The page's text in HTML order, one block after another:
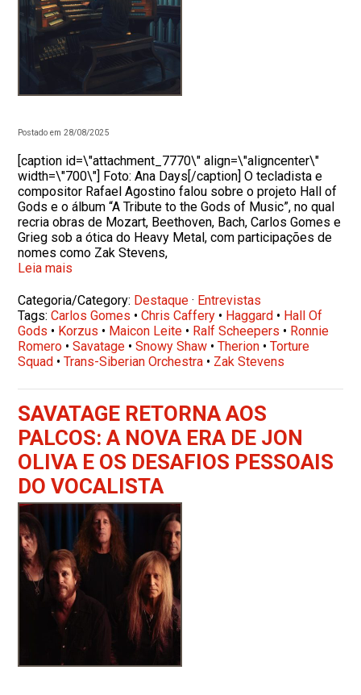
Postado em 28/08/2025
[caption id=\"attachment_7770\" align=\"aligncenter\"
width=\"700\"] Foto: Ana Days[/caption] O tecladista e
compositor Rafael Agostino falou sobre o projeto Hall of
Gods e o álbum “A Tribute to the Gods of Music”, no qual
recria obras de Mozart, Beethoven, Bach, Carlos Gomes e
Grieg sob a ótica do Heavy Metal, com participações de
nomes como Zak Stevens,
Leia mais
Categoria/Category: Destaque · Entrevistas
Tags:Carlos Gomes •Chris Caffery • Haggard • Hall Of
Gods • Korzus • Maicon Leite • Ralf Scheepers • Ronnie
Romero •Savatage •Snowy Shaw •Therion •Torture
Squad •Trans-Siberian Orchestra • Zak Stevens
SAVATAGE RETORNA AOS
PALCOS: A NOVA ERA DE JON
OLIVA E OS DESAFIOS PESSOAIS
DO VOCALISTA